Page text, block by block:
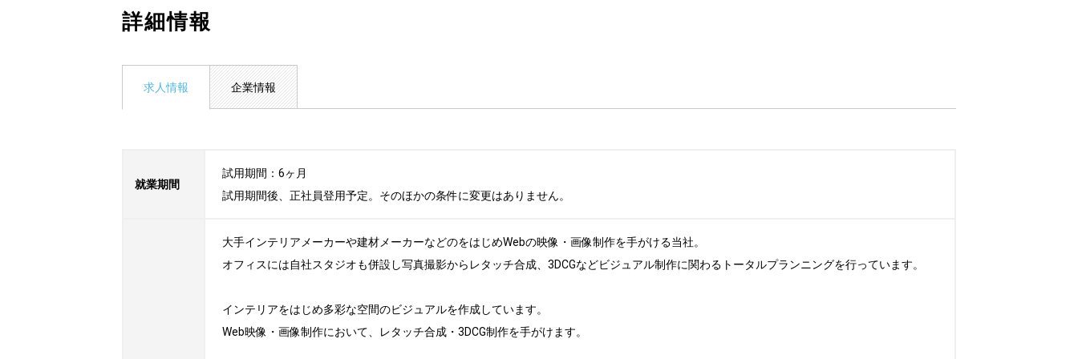
詳細情報
求人情報 企業情報
就業期間
試用期間：6ヶ月
試用期間後、正社員登用予定。そのほかの条件に変更はありません。
大手インテリアメーカーや建材メーカーなどのをはじめWebの映像・画像制作を手がける当社。
オフィスには自社スタジオも併設し写真撮影からレタッチ合成、3DCGなどビジュアル制作に関わるトータルプランニングを行っています。
インテリアをはじめ多彩な空間のビジュアルを作成しています。
Web映像・画像制作において、レタッチ合成・3DCG制作を手がけます。